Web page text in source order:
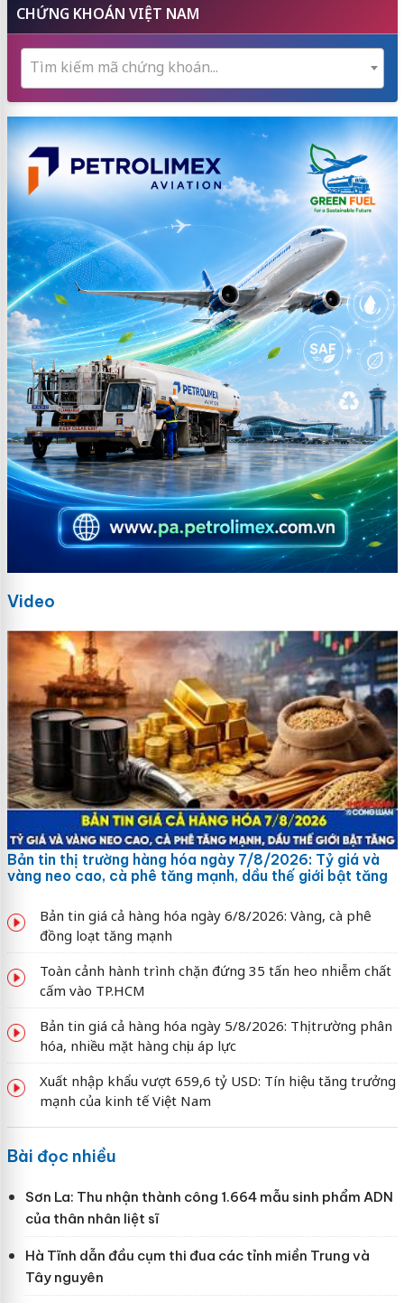
CHỨNG KHOÁN VIỆT NAM
Tìm kiếm mã chứng khoán...
Video
Bản tin thị trường hàng hóa ngày 7/8/2026: Tỷ giá và
vàng neo cao, cà phê tăng mạnh, dầu thế giới bật tăng
Bản tin giá cả hàng hóa ngày 6/8/2026: Vàng, cà phê
đồng loạt tăng mạnh
Toàn cảnh hành trình chặn đứng 35 tấn heo nhiễm chất
cấm vào TP.HCM
Bản tin giá cả hàng hóa ngày 5/8/2026: Thị trường phân
hóa, nhiều mặt hàng chịu áp lực
Xuất nhập khẩu vượt 659,6 tỷ USD: Tín hiệu tăng trưởng
mạnh của kinh tế Việt Nam
Bài đọc nhiều
Sơn La: Thu nhận thành công 1.664 mẫu sinh phẩm ADN
của thân nhân liệt sĩ
Hà Tĩnh dẫn đầu cụm thi đua các tỉnh miền Trung và
Tây nguyên